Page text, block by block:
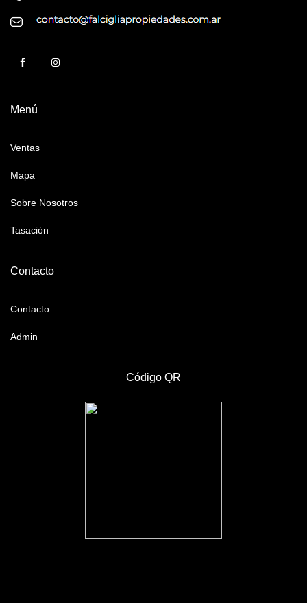
Menú
Ventas
Mapa
Sobre Nosotros
Tasación
Contacto
Contacto
Admin
Código QR